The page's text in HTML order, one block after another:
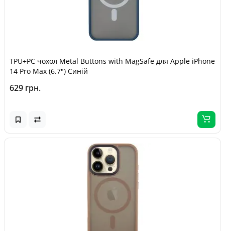
TPU+PC чохол Metal Buttons with MagSafe для Apple iPhone
14 Pro Max (6.7") Синій
629 грн.